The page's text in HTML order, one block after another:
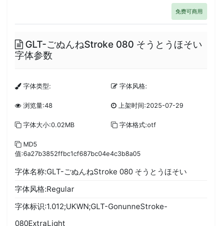
免费可商用
GLT-ごぬんねStroke 080 そうとうほそい
字体参数
字体类型: 字体风格:
浏览量:48 上架时间:2025-07-29
字体大小:0.02MB 字体格式:otf
MD5
值:6a27b3852ffbc1cf687bc04e4c3b8a05
字体名称:GLT-ごぬんねStroke 080 そうとうほそい
字体风格:Regular
字体标识:1.012;UKWN;GLT-GonunneStroke-
080ExtraLight